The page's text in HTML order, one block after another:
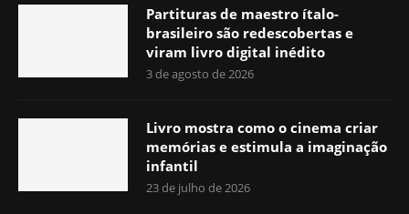
Partituras de maestro ítalo-
brasileiro são redescobertas e
viram livro digital inédito
3 de agosto de 2026
Livro mostra como o cinema criar
memórias e estimula a imaginação
infantil
23 de julho de 2026